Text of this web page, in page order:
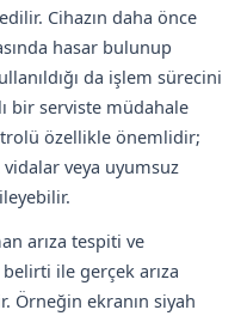
Cihazın daha önce
hasar bulunup
da işlem sürecini
bir serviste müdahale
özellikle önemlidir;
vidalar veya uyumsuz
arıza tespiti ve
ile gerçek arıza
Örneğin ekranın siyah